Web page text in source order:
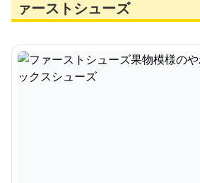
ァーストシューズ